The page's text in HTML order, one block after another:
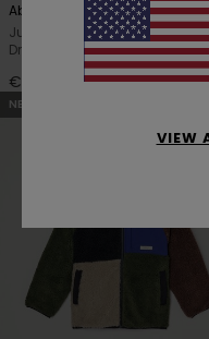
Abenaki Polar
Jungen 8-16 Grün Fleece mit
Druckknöpfen
€ 65,00
NEUHEITEN
VIEW